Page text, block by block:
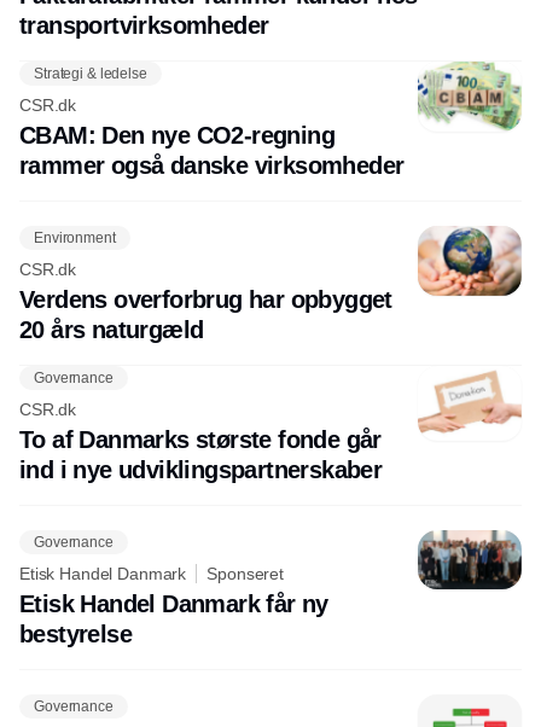
transportvirksomheder
Strategi & ledelse
CSR.dk
CBAM: Den nye CO2-regning
rammer også danske virksomheder
Environment
CSR.dk
Verdens overforbrug har opbygget
20 års naturgæld
Governance
CSR.dk
To af Danmarks største fonde går
ind i nye udviklingspartnerskaber
Governance
Etisk Handel Danmark Sponseret
Etisk Handel Danmark får ny
bestyrelse
Governance